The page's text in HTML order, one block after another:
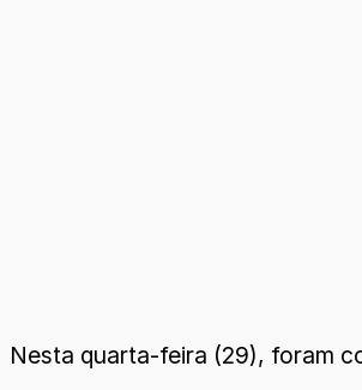
Nesta quarta-feira (29), foram